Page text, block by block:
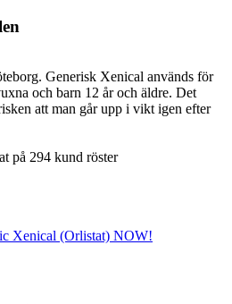
Generisk Xenical används för
och barn 12 år och äldre. Det
att man går upp i vikt igen efter
på 294 kund röster
Xenical (Orlistat) NOW!